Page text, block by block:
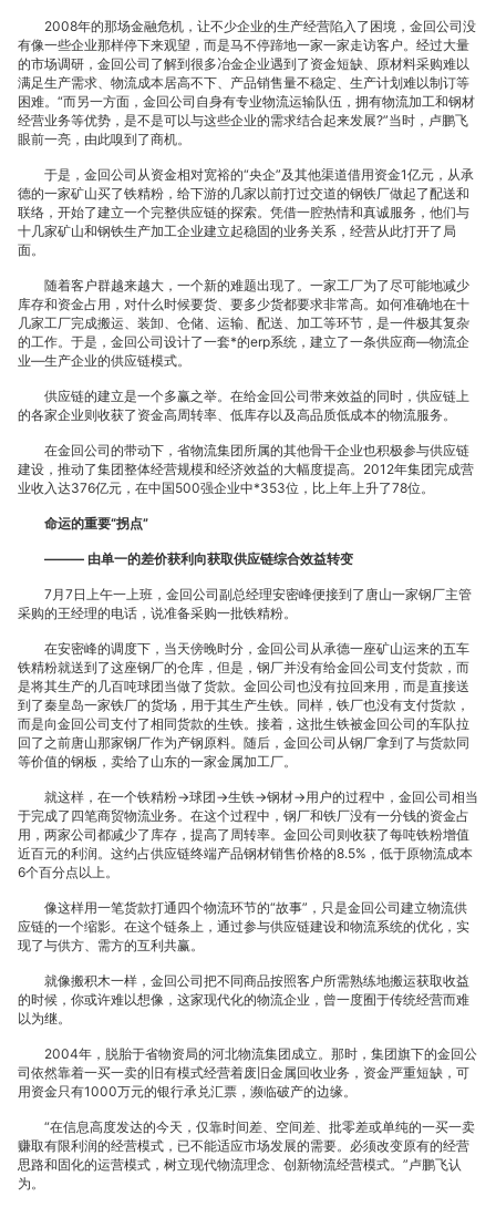
链
逆
势
飞
扬-
九
游
会
国
2008年的那场金融危机，让不少企业的生产经营陷入了困境，金回公司没
有像一些企业那样停下来观望，而是马不停蹄地一家一家走访客户。经过大量
的市场调研，金回公司了解到很多冶金企业遇到了资金短缺、原材料采购难以
满足生产需求、物流成本居高不下、产品销售量不稳定、生产计划难以制订等
困难。“而另一方面，金回公司自身有专业物流运输队伍，拥有物流加工和钢材
经营业务等优势，是不是可以与这些企业的需求结合起来发展?”当时，卢鹏飞
眼前一亮，由此嗅到了商机。
于是，金回公司从资金相对宽裕的“央企”及其他渠道借用资金1亿元，从承
德的一家矿山买了铁精粉，给下游的几家以前打过交道的钢铁厂做起了配送和
联络，开始了建立一个完整供应链的探索。凭借一腔热情和真诚服务，他们与
十几家矿山和钢铁生产加工企业建立起稳固的业务关系，经营从此打开了局
面。
随着客户群越来越大，一个新的难题出现了。一家工厂为了尽可能地减少
库存和资金占用，对什么时候要货、要多少货都要求非常高。如何准确地在十
几家工厂完成搬运、装卸、仓储、运输、配送、加工等环节，是一件极其复杂
的工作。于是，金回公司设计了一套*的erp系统，建立了一条供应商—物流企
业—生产企业的供应链模式。
供应链的建立是一个多赢之举。在给金回公司带来效益的同时，供应链上
的各家企业则收获了资金高周转率、低库存以及高品质低成本的物流服务。
在金回公司的带动下，省物流集团所属的其他骨干企业也积极参与供应链
建设，推动了集团整体经营规模和经济效益的大幅度提高。2012年集团完成营
业收入达376亿元，在中国500强企业中*353位，比上年上升了78位。
命运的重要“拐点”
——— 由单一的差价获利向获取供应链综合效益转变
7月7日上午一上班，金回公司副总经理安密峰便接到了唐山一家钢厂主管
采购的王经理的电话，说准备采购一批铁精粉。
在安密峰的调度下，当天傍晚时分，金回公司从承德一座矿山运来的五车
铁精粉就送到了这座钢厂的仓库，但是，钢厂并没有给金回公司支付货款，而
是将其生产的几百吨球团当做了货款。金回公司也没有拉回来用，而是直接送
到了秦皇岛一家铁厂的货场，用于其生产生铁。同样，铁厂也没有支付货款，
而是向金回公司支付了相同货款的生铁。接着，这批生铁被金回公司的车队拉
回了之前唐山那家钢厂作为产钢原料。随后，金回公司从钢厂拿到了与货款同
等价值的钢板，卖给了山东的一家金属加工厂。
就这样，在一个铁精粉→球团→生铁→钢材→用户的过程中，金回公司相当
于完成了四笔商贸物流业务。在这个过程中，钢厂和铁厂没有一分钱的资金占
用，两家公司都减少了库存，提高了周转率。金回公司则收获了每吨铁粉增值
近百元的利润。这约占供应链终端产品钢材销售价格的8.5%，低于原物流成本
6个百分点以上。
像这样用一笔货款打通四个物流环节的“故事”，只是金回公司建立物流供
应链的一个缩影。在这个链条上，通过参与供应链建设和物流系统的优化，实
现了与供方、需方的互利共赢。
就像搬积木一样，金回公司把不同商品按照客户所需熟练地搬运获取收益
的时候，你或许难以想像，这家现代化的物流企业，曾一度囿于传统经营而难
以为继。
2004年，脱胎于省物资局的河北物流集团成立。那时，集团旗下的金回公
司依然靠着一买一卖的旧有模式经营着废旧金属回收业务，资金严重短缺，可
用资金只有1000万元的银行承兑汇票，濒临破产的边缘。
“在信息高度发达的今天，仅靠时间差、空间差、批零差或单纯的一买一卖
赚取有限利润的经营模式，已不能适应市场发展的需要。必须改变原有的经营
思路和固化的运营模式，树立现代物流理念、创新物流经营模式。”卢鹏飞认
为。